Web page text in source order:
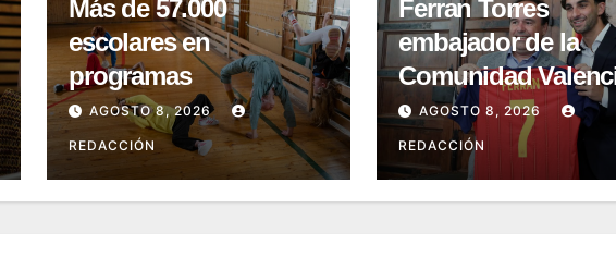
Más de 57.000
escolares en
programas
AGOSTO 8, 2026
REDACCIÓN
Ferran Torres
embajador de la
Comunidad
compromiso y Alta
Distinción del 9
d’Octubre
AGOSTO 8, 2026
REDACCIÓN